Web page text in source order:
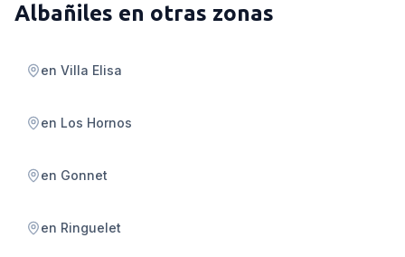
Albañiles en otras zonas
en Villa Elisa
en Los Hornos
en Gonnet
en Ringuelet